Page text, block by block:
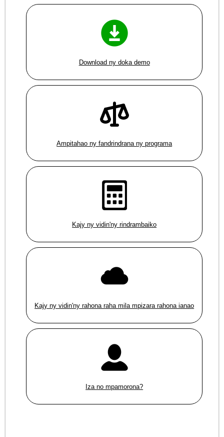
Download ny doka demo
Ampitahao ny fandrindrana ny programa
Kajy ny vidin'ny rindrambaiko
Kajy ny vidin'ny rahona raha mila mpizara rahona ianao
Iza no mpamorona?